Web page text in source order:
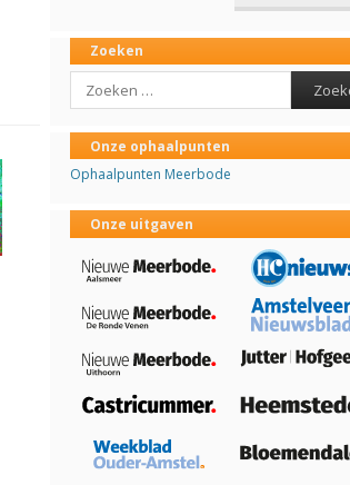
Zoeken
Search
Onze ophaalpunten
Ophaalpunten Meerbode
Onze uitgaven